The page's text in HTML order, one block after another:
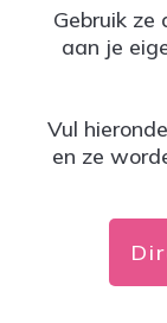
Gebruik ze
aan je
Vul
en ze